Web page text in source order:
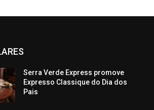
Serra Verde Express promove
Expresso Classique do Dia dos
Pais